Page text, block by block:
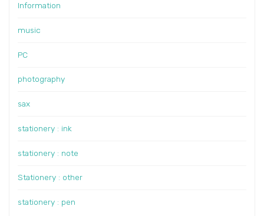
Information
music
PC
photography
sax
stationery : ink
stationery : note
Stationery : other
stationery : pen